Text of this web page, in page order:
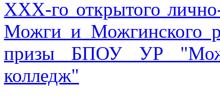
ХХХ-го открытого
Можги и Можгинского
призы БПОУ УР
колледж"